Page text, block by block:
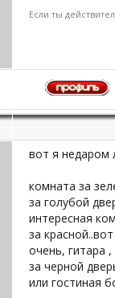
Если ты
вот я недаром
комната за
за голубой
интересная
за
очень, гитара ,
за черной
или гостиная